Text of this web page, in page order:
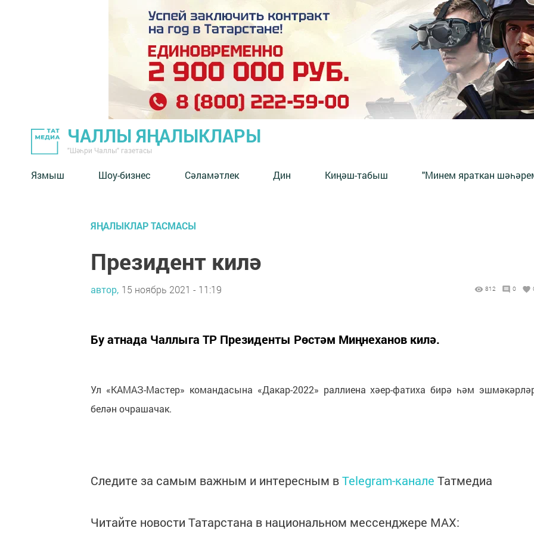
ЧАЛЛЫ ЯҢАЛЫКЛАРЫ
"Шәһри Чаллы" газетасы
Язмыш Шоу-бизнес Сәламәтлек Дин Киңәш-табыш "Минем яраткан
ЯҢАЛЫКЛАР ТАСМАСЫ
Президент килә
автор, 15 ноябрь 2021 - 11:19 812 0
Бу атнада Чаллыга ТР Президенты Рөстәм Миңнеханов килә.
Ул «КАМАЗ-Мастер» командасына «Дакар-2022» раллиена хәер-фатиха бирә һәм
белән очрашачак.
Следите за самым важным и интересным вTelegram-канале Татмедиа
Читайте новости Татарстана в национальном мессенджере MАХ: